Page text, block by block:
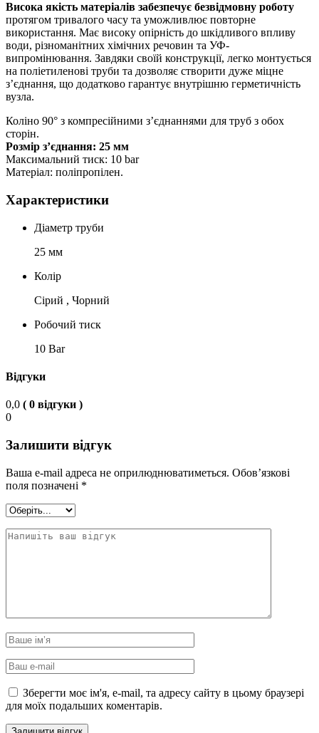
Висока якість матеріалів забезпечує безвідмовну роботу
протягом тривалого часу та уможливлює повторне
використання. Має високу опірність до шкідливого впливу
води, різноманітних хімічних речовин та УФ-
випромінювання. Завдяки своїй конструкції, легко монтується
на поліетиленові труби та дозволяє створити дуже міцне
з’єднання, що додатково гарантує внутрішню герметичність
вузла.
Коліно 90° з компресійними з’єднаннями для труб з обох
сторін.
Розмір з’єднання: 25 мм
Максимальний тиск: 10 bar
Матеріал: поліпропілен.
Характеристики
Діаметр труби
25 мм
Колір
Сірий , Чорний
Робочий тиск
10 Bar
Відгуки
0,0 ( 0 відгуки )
0
Залишити відгук
Ваша e-mail адреса не оприлюднюватиметься. Обов’язкові
поля позначені *
Зберегти моє ім'я, e-mail, та адресу сайту в цьому браузері
для моїх подальших коментарів.